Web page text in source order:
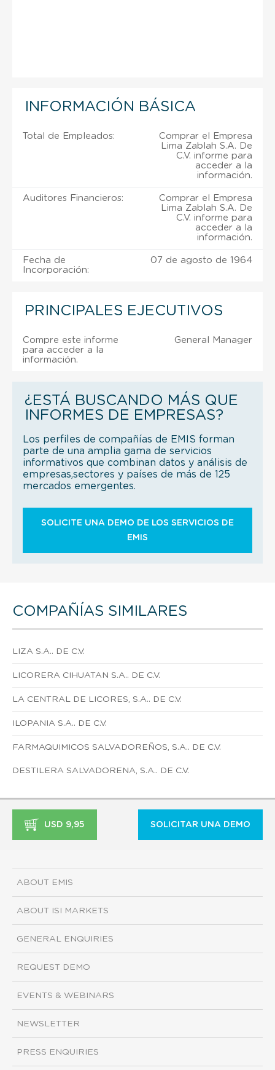
INFORMACIÓN BÁSICA
Total de Empleados:
Comprar el Empresa
Lima Zablah S.A. De
C.V. informe para
acceder a la
información.
Auditores Financieros:
Comprar el Empresa
Lima Zablah S.A. De
C.V. informe para
acceder a la
información.
Fecha de
Incorporación:
07 de agosto de 1964
PRINCIPALES EJECUTIVOS
Compre este informe
para acceder a la
información.
General Manager
¿ESTÁ BUSCANDO MÁS QUE
INFORMES DE EMPRESAS?
Los perfiles de compañías de EMIS forman
parte de una amplia gama de servicios
informativos que combinan datos y análisis de
empresas,sectores y países de más de 125
mercados emergentes.
SOLICITE UNA DEMO DE LOS SERVICIOS DE
EMIS
COMPAÑÍAS SIMILARES
LIZA S.A.. DE C.V.
LICORERA CIHUATAN S.A.. DE C.V.
LA CENTRAL DE LICORES, S.A.. DE C.V.
ILOPANIA S.A.. DE C.V.
FARMAQUIMICOS SALVADOREÑOS, S.A.. DE C.V.
DESTILERA SALVADORENA, S.A.. DE C.V.
USD 9,95 SOLICITAR UNA DEMO
ABOUT EMIS
ABOUT ISI MARKETS
GENERAL ENQUIRIES
REQUEST DEMO
EVENTS & WEBINARS
NEWSLETTER
PRESS ENQUIRIES